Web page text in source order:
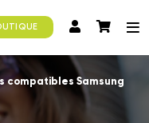
compatibles Samsung